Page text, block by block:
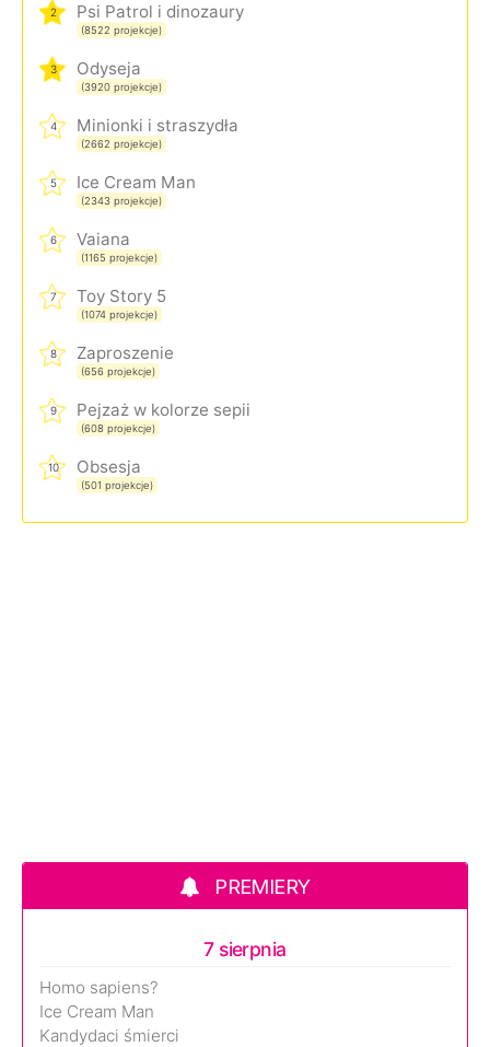
2 Psi Patrol i dinozaury
(8522 projekcje)
3 Odyseja
(3920 projekcje)
4 Minionki i straszydła
(2662 projekcje)
5 Ice Cream Man
(2343 projekcje)
6 Vaiana
(1165 projekcje)
7 Toy Story 5
(1074 projekcje)
8 Zaproszenie
(656 projekcje)
9 Pejzaż w kolorze sepii
(608 projekcje)
10 Obsesja
(501 projekcje)
PREMIERY
7 sierpnia
Homo sapiens?
Ice Cream Man
Kandydaci śmierci